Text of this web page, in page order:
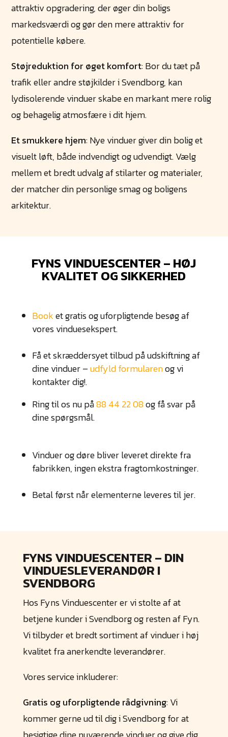
attraktiv opgradering, der øger din boligs
markedsværdi og gør den mere attraktiv for
potentielle købere.
Støjreduktion for øget komfort: Bor du tæt på
trafik eller andre støjkilder i Svendborg, kan
lydisolerende vinduer skabe en markant mere rolig
og behagelig atmosfære i dit hjem.
Et smukkere hjem: Nye vinduer giver din bolig et
visuelt løft, både indvendigt og udvendigt. Vælg
mellem et bredt udvalg af stilarter og materialer,
der matcher din personlige smag og boligens
arkitektur.
FYNS VINDUESCENTER – HØJ
KVALITET OG SIKKERHED​
Booket gratis og uforpligtende besøg af
vores vinduesekspert.
Få et skræddersyet tilbud på udskiftning af
dine vinduer –udfyld formularenog vi
kontakter dig!.​
Ring til os nu på88 44 22 08og få svar på
dine spørgsmål.​
Vinduer og døre bliver leveret direkte fra
fabrikken, ingen ekstra fragtomkostninger.
Betal først når elementerne leveres til jer.
FYNS VINDUESCENTER – DIN
VINDUESLEVERANDØR I
SVENDBORG
Hos Fyns Vinduescenter er vi stolte af at
betjene kunder i Svendborg og resten af Fyn.
Vi tilbyder et bredt sortiment af vinduer i høj
kvalitet fra anerkendte leverandører.
Vores service inkluderer:
Gratis og uforpligtende rådgivning: Vi
kommer gerne ud til dig i Svendborg for at